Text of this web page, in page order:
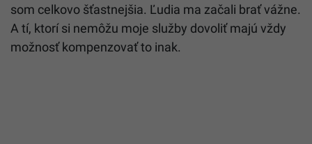
som celkovo šťastnejšia. Ľudia ma začali brať vážne.
A tí, ktorí si nemôžu moje služby dovoliť majú vždy
možnosť kompenzovať to inak.